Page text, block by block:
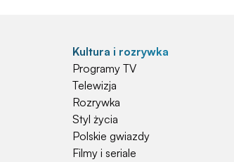
Kultura i rozrywka
Programy TV
Telewizja
Rozrywka
Styl życia
Polskie gwiazdy
Filmy i seriale